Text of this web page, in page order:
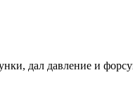
дал давление и